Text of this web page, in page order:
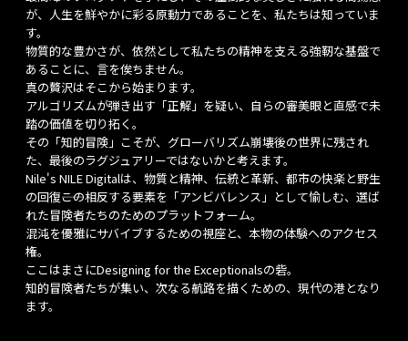
が、人生を鮮やかに彩る原動力であることを、私たちは知っていま
す。
物質的な豊かさが、依然として私たちの精神を支える強靭な基盤で
あることに、言を俟ちません。
真の贅沢はそこから始まります。
アルゴリズムが弾き出す「正解」を疑い、自らの審美眼と直感で未
踏の価値を切り拓く。
その「知的冒険」こそが、グローバリズム崩壊後の世界に残され
た、最後のラグジュアリーではないかと考えます。
Nile's NILE Digitalは、物質と精神、伝統と革新、都市の快楽と野生
の回復――この相反する要素を「アンビバレンス」として愉しむ、選ば
れた冒険者たちのためのプラットフォーム。
混沌を優雅にサバイブするための視座と、本物の体験へのアクセス
権。
ここはまさにDesigning for the Exceptionalsの砦。
知的冒険者たちが集い、次なる航路を描くための、現代の港となり
ます。